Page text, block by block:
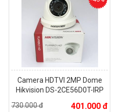
Camera HDTVI 2MP Dome
Hikvision DS-2CE56D0T-IRP
730.000 đ
401.000 đ